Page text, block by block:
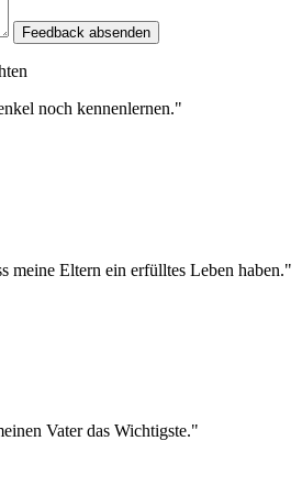
Feedback absenden
noch kennenlernen."
meine Eltern ein erfülltes Leben haben."
Vater das Wichtigste."